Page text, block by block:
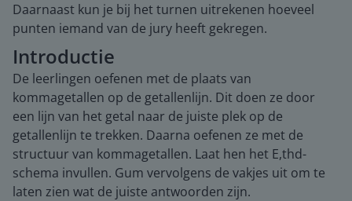
Daarnaast kun je bij het turnen uitrekenen hoeveel
punten iemand van de jury heeft gekregen.
Introductie
De leerlingen oefenen met de plaats van
kommagetallen op de getallenlijn. Dit doen ze door
een lijn van het getal naar de juiste plek op de
getallenlijn te trekken. Daarna oefenen ze met de
structuur van kommagetallen. Laat hen het E,thd-
schema invullen. Gum vervolgens de vakjes uit om te
laten zien wat de juiste antwoorden zijn.